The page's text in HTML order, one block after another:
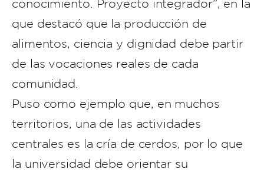
conocimiento. Proyecto integrador”, en la
que destacó que la producción de
alimentos, ciencia y dignidad debe partir
de las vocaciones reales de cada
comunidad.
Puso como ejemplo que, en muchos
territorios, una de las actividades
centrales es la cría de cerdos, por lo que
la universidad debe orientar su